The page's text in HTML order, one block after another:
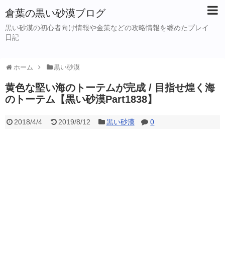
倉葉の黒い砂漠ブログ
黒い砂漠の初心者向け情報や金策などの攻略情報を纏めたプレイ
日記
ホーム 黒い砂漠
黄色な堅い海のトーテムが完成 / 目指せ煌く海
のトーテム【黒い砂漠Part1838】
2018/4/4 2019/8/12 黒い砂漠 0